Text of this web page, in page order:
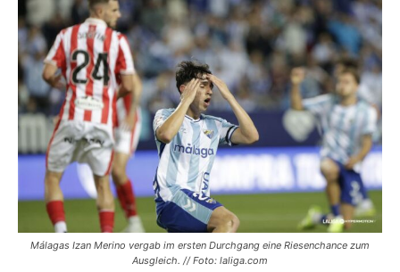
Málagas Izan Merino vergab im ersten Durchgang eine Riesenchance zum
Ausgleich. // Foto: laliga.com